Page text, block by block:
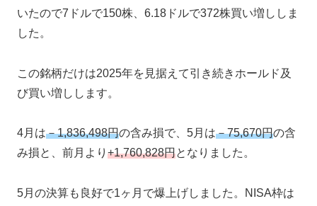
いたので7ドルで150株、6.18ドルで372株買い増ししま
した。
この銘柄だけは2025年を見据えて引き続きホールド及
び買い増しします。
4月は－1,836,498円の含み損で、5月は－75,670円の含
み損と、前月より +1,760,828円となりました。
5月の決算も良好で1ヶ月で爆上げしました。NISA枠は